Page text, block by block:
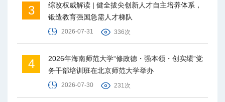
3
综改权威解读 | 健全拔尖创新人才自主培养体系，
锻造教育强国急需人才梯队
2026-07-31 336次
4
2026年海南师范大学“修政德・强本领・创实绩”党
务干部培训班在北京师范大学举办
2026-07-30 231次